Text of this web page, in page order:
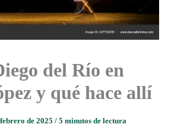
del Río en
y qué hace allí
de 2025 / 5 minutos de lectura